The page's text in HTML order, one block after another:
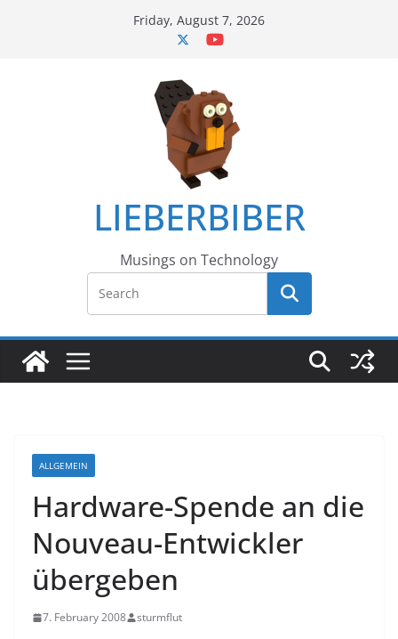
Friday, August 7, 2026
LIEBERBIBER
Musings on Technology
ALLGEMEIN
Hardware-Spende an die
Nouveau-Entwickler
übergeben
7. February 2008 sturmflut